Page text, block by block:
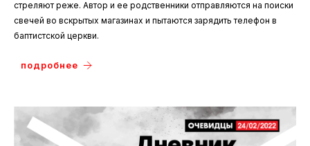
стреляют реже. Автор и ее родственники отправляются на поиски
свечей во вскрытых магазинах и пытаются зарядить телефон в
баптистской церкви.
подробнее